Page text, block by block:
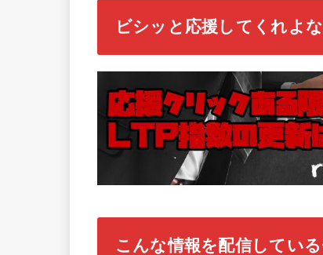
ビシッと応援してくれよな
こんな情報を配信してい